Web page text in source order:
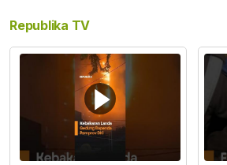
Republika TV